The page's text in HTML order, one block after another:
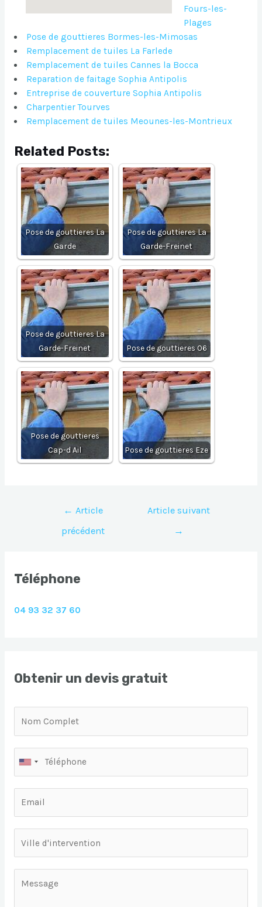
Fours-les-
Plages
Pose de gouttieres Bormes-les-Mimosas
Remplacement de tuiles La Farlede
Remplacement de tuiles Cannes la Bocca
Reparation de faitage Sophia Antipolis
Entreprise de couverture Sophia Antipolis
Charpentier Tourves
Remplacement de tuiles Meounes-les-Montrieux
Related Posts:
Pose de gouttieres La
Garde
Pose de gouttieres La
Garde-Freinet
Pose de gouttieres La
Garde-Freinet
Pose de gouttieres 06
Pose de gouttieres
Cap-d Ail
Pose de gouttieres Eze
Navigation
l’article
← Article
précédent
Article suivant
→
Téléphone
04 93 32 37 60
Obtenir un devis gratuit